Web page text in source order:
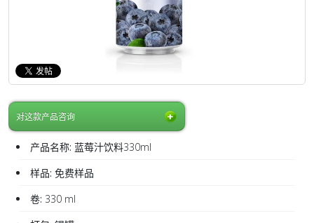
对这款产品咨询
产品名称: 蓝莓汁饮料330ml
样品: 免费样品
卷: 330 ml